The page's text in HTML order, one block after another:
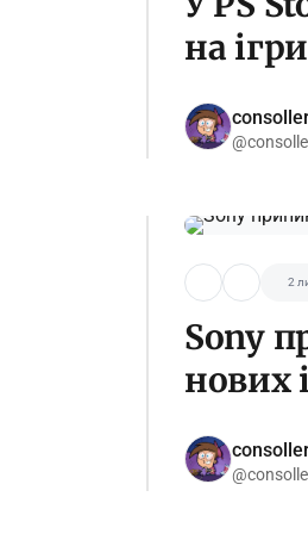
на
2
Sony
нових